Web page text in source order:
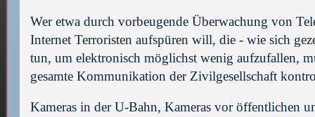
Wer etwa durch vorbeugende Überwachung von
Internet Terroristen aufspüren will, die - wie sich
tun, um elektronisch möglichst wenig aufzufallen,
gesamte Kommunikation der Zivilgesellschaft
Kameras in der U-Bahn, Kameras vor öffentlichen